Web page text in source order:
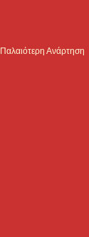
Παλαιότερη Ανάρτηση